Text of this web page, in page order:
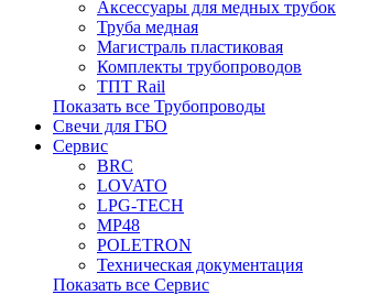
Аксессуары для медных трубок
Труба медная
Магистраль пластиковая
Комплекты трубопроводов
ТПТ Rail
Показать все Трубопроводы
Свечи для ГБО
Сервис
BRC
LOVATO
LPG-TECH
MP48
POLETRON
Техническая документация
Показать все Сервис